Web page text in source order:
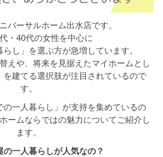
学予約
ボ情報
バーサルホーム出水店です。
・40代の女性を中心に
らし」を選ぶ方が急増しています。
えや、将来を見据えたマイホームとし
建てる選択肢が注目されているので
す。
一人暮らし」が支持を集めているの
ームならではの魅力についてご紹介し
ます。
の一人暮らしが人気なの？